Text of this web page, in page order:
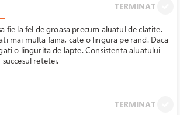
TERMINAT
fie la fel de groasa precum aluatul de clatite.
mai multa faina, cate o lingura pe rand. Daca
o lingurita de lapte. Consistenta aluatului
retetei.
TERMINAT